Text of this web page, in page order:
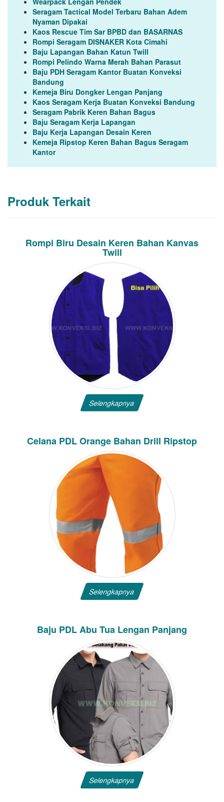
Seragam Tactical Model Terbaru Bahan Adem
Nyaman Dipakai
Kaos Rescue Tim Sar BPBD dan BASARNAS
Rompi Seragam DISNAKER Kota Cimahi
Baju Lapangan Bahan Katun Twill
Rompi Pelindo Warna Merah Bahan Parasut
Baju PDH Seragam Kantor Buatan Konveksi
Bandung
Kemeja Biru Dongker Lengan Panjang
Kaos Seragam Kerja Buatan Konveksi Bandung
Seragam Pabrik Keren Bahan Bagus
Baju Seragam Kerja Lapangan
Baju Kerja Lapangan Desain Keren
Kemeja Ripstop Keren Bahan Bagus Seragam
Kantor
Produk Terkait
Rompi Biru Desain Keren Bahan Kanvas
Twill
Selengkapnya
Celana PDL Orange Bahan Drill Ripstop
Selengkapnya
Baju PDL Abu Tua Lengan Panjang
Selengkapnya